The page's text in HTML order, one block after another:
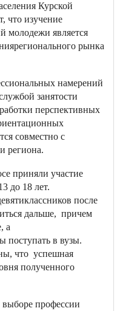
Курской
что изучение
молодежи является
рынка
намерений
занятости
перспективных
совместно с
региона.
приняли участие
до 18 лет.
после
дальше, причем
а
поступать в вузы.
что успешная
полученного
профессии